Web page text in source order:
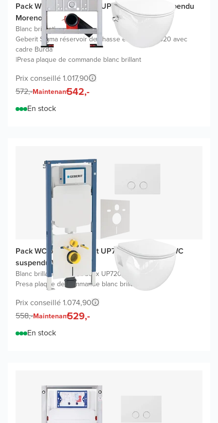
Pack WC promo Geberit UP320 avec WC suspendu
Moreno
Blanc brillant|
Geberit Sigma réservoir de chasse encastré UP320 avec
cadre Burda
|Presa plaque de commande blanc brillant
Prix conseillé 1.017,90
572,-Maintenant542,-
En stock
Pack WC promo Geberit UP720 (2025) avec WC
suspendu Waldo
Blanc brillant Geberit Duofix UP720 bâti-support
Presa plaque de commande blanc brillant
Prix conseillé 1.074,90
558,-Maintenant529,-
En stock